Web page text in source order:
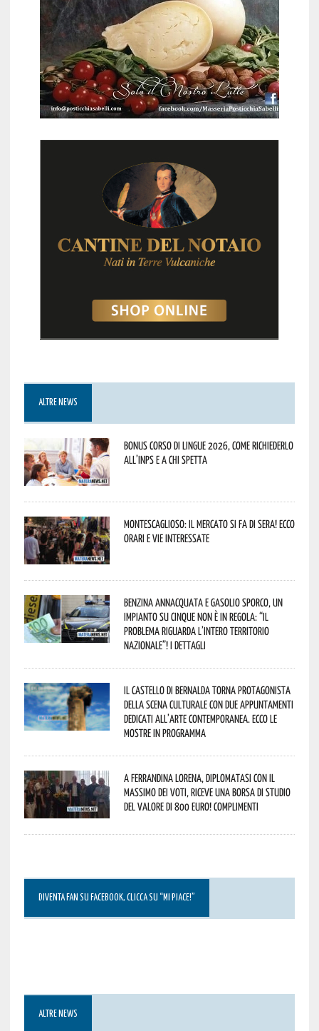
ALTRE NEWS
Bonus corso di lingue 2026, come richiederlo
all’INPS e a chi spetta
Montescaglioso: il mercato si fa di sera! Ecco
orari e vie interessate
Benzina annacquata e gasolio sporco, un
impianto su cinque non è in regola: “il
problema riguarda l’intero territorio
Nazionale”! I dettagli
Il Castello di Bernalda torna protagonista
della scena culturale con due appuntamenti
dedicati all’arte contemporanea. Ecco le
mostre in programma
A Ferrandina Lorena, diplomatasi con il
massimo dei voti, riceve una borsa di studio
del valore di 800 euro! Complimenti
DIVENTA FAN SU FACEBOOK, CLICCA SU “MI PIACE!”
ALTRE NEWS